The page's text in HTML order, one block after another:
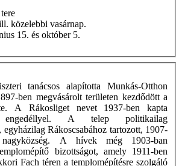
8., ill. közelebbi vasárnap.
június 15. és október 5.
tanácsos alapította Munkás-Otthon
ben megvásárolt területen kezdődött a
A Rákosliget nevet 1937-ben kapta
engedéllyel. A telep politikailag
egyházilag Rákoscsabához tartozott, 1907-
A hívek még 1903-ban
bizottságot, amely 1911-ben
Fach téren a templomépítésre szolgáló